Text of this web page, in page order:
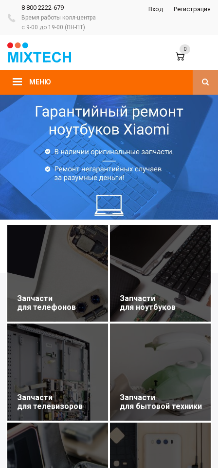
8 800 2222-679
Время работы колл-центра
с 9-00 до 19-00 (ПН-ПТ)
Вход Регистрация
МЕНЮ
0
Запчасти
для телефонов
Запчасти
для ноутбуков
Запчасти
для телевизоров
Запчасти
для бытовой техники